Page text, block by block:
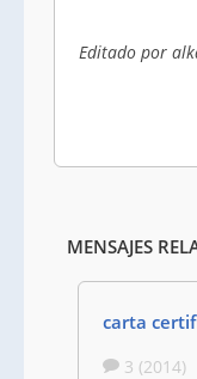
Editado por
MENSAJES
carta
3 (2014)